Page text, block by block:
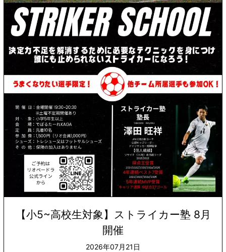
【小5~高校生対象】ストライカー塾 8月
開催
2026年07月21日